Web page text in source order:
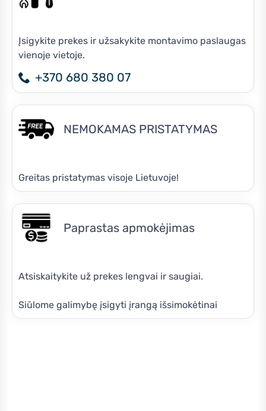
Įsigykite prekes ir užsakykite montavimo paslaugas
vienoje vietoje.
+370 680 380 07
NEMOKAMAS PRISTATYMAS
Greitas pristatymas visoje Lietuvoje!
Paprastas apmokėjimas
Atsiskaitykite už prekes lengvai ir saugiai.
Siūlome galimybę įsigyti įrangą išsimokėtinai